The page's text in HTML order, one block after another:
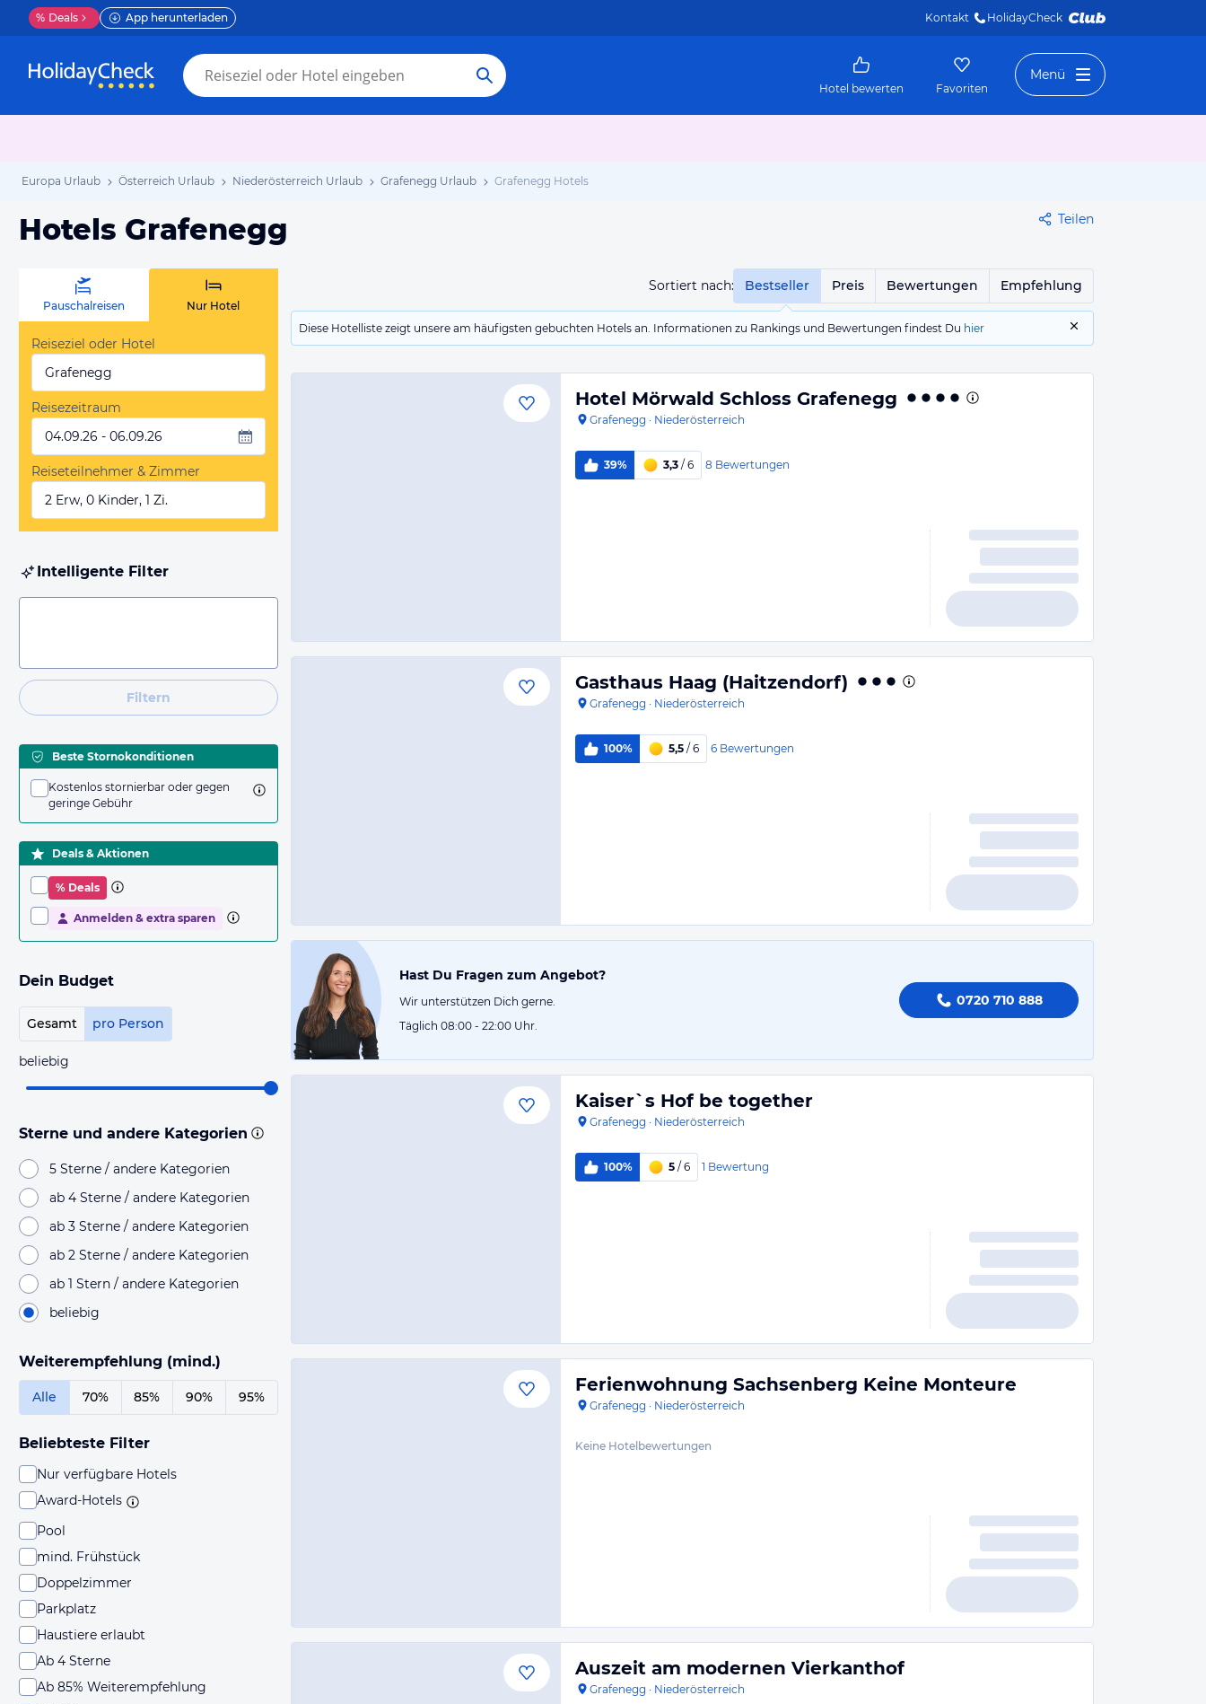
% Deals App herunterladen Kontakt HolidayCheck
Hotel bewerten Favoriten
Menü
Europa Urlaub Österreich Urlaub Niederösterreich Urlaub Grafenegg Urlaub Grafenegg Hotels
Hotels Grafenegg Teilen
Sortiert nach: Bestseller Preis Bewertungen Empfehlung
Diese Hotelliste zeigt unsere am häufigsten gebuchten Hotels an. Informationen zu Rankings und Bewertungen findest Du hier
Pauschalreisen Nur Hotel
Reiseziel oder Hotel
Grafenegg
Reisezeitraum
04.09.26 - 06.09.26
Reiseteilnehmer & Zimmer
2 Erw, 0 Kinder, 1 Zi.
Intelligente Filter
Filtern
Beste Stornokonditionen
Kostenlos stornierbar oder gegen
geringe Gebühr
Deals & Aktionen
% Deals
Anmelden & extra sparen
Dein Budget
Gesamt pro Person
beliebig
Sterne und andere Kategorien
5 Sterne / andere Kategorien
ab 4 Sterne / andere Kategorien
ab 3 Sterne / andere Kategorien
ab 2 Sterne / andere Kategorien
ab 1 Stern / andere Kategorien
beliebig
Weiterempfehlung (mind.)
Alle 70% 85% 90% 95%
Beliebteste Filter
Nur verfügbare Hotels
Award-Hotels
Pool
mind. Frühstück
Doppelzimmer
Parkplatz
Haustiere erlaubt
Ab 4 Sterne
Ab 85% Weiterempfehlung
Hotel Mörwald Schloss Grafenegg
Grafenegg · Niederösterreich
39% 3,3 / 6 8 Bewertungen
Gasthaus Haag (Haitzendorf)
Grafenegg · Niederösterreich
100% 5,5 / 6 6 Bewertungen
Hast Du Fragen zum Angebot?
Wir unterstützen Dich gerne.
Täglich 08:00 - 22:00 Uhr.
0720 710 888
Kaiser`s Hof be together
Grafenegg · Niederösterreich
100% 5 / 6 1 Bewertung
Ferienwohnung Sachsenberg Keine Monteure
Grafenegg · Niederösterreich
Keine Hotelbewertungen
Auszeit am modernen Vierkanthof
Grafenegg · Niederösterreich